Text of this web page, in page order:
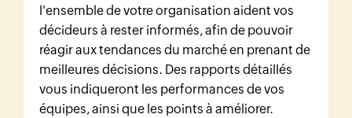
l'ensemble de votre organisation aident vos
décideurs à rester informés, afin de pouvoir
réagir aux tendances du marché en prenant de
meilleures décisions. Des rapports détaillés
vous indiqueront les performances de vos
équipes, ainsi que les points à améliorer.